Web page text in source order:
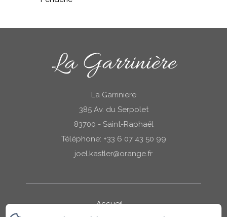
La Garrinière
La Garriniere
385 Av. du Serpolet
83700 - Saint-Raphaël
Téléphone: +33 6 07 43 50 99
joel.kastler@orange.fr
Accueil